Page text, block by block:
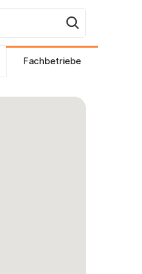
Fachbetriebe